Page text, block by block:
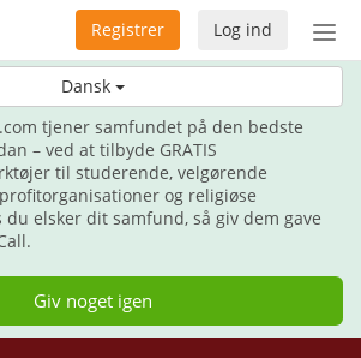
Dansk
Slå
Log ind
Registrer
gaven af kommunikation.
tjener samfundet på den bedste
– ved at tilbyde GRATIS
til studerende, velgørende
og religiøse
elsker dit samfund, så giv dem gave
Giv noget igen